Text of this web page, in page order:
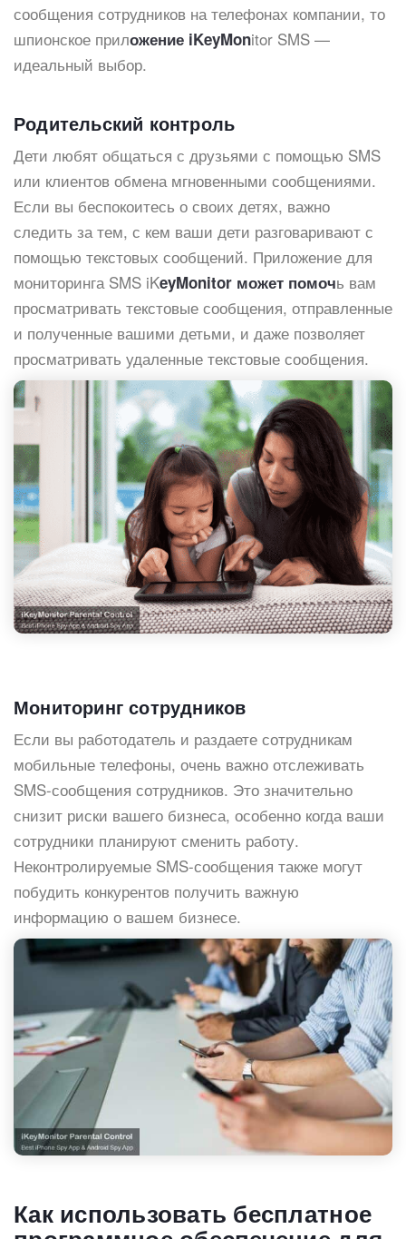
сообщения сотрудников на телефонах компании, то
шпионское приложение iKeyMonitor SMS —
идеальный выбор.
Родительский контроль
Дети любят общаться с друзьями с помощью SMS
или клиентов обмена мгновенными сообщениями.
Если вы беспокоитесь о своих детях, важно
следить за тем, с кем ваши дети разговаривают с
помощью текстовых сообщений. Приложение для
мониторинга SMS iKeyMonitor может помочь вам
просматривать текстовые сообщения, отправленные
и полученные вашими детьми, и даже позволяет
просматривать удаленные текстовые сообщения.
Мониторинг сотрудников
Если вы работодатель и раздаете сотрудникам
мобильные телефоны, очень важно отслеживать
SMS-сообщения сотрудников. Это значительно
снизит риски вашего бизнеса, особенно когда ваши
сотрудники планируют сменить работу.
Неконтролируемые SMS-сообщения также могут
побудить конкурентов получить важную
информацию о вашем бизнесе.
Как использовать бесплатное